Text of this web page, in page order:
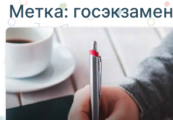
Метка: госэкзамен